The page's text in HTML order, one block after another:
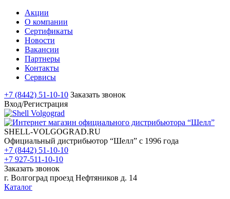
Акции
О компании
Сертификаты
Новости
Вакансии
Партнеры
Контакты
Сервисы
+7 (8442) 51-10-10 Заказать звонок
Вход/Регистрация
SHELL-VOLGOGRAD.RU
Официальный дистрибьютор “Шелл” с 1996 года
+7 (8442) 51-10-10
+7 927-511-10-10
Заказать звонок
г. Волгоград проезд Нефтяников д. 14
Каталог